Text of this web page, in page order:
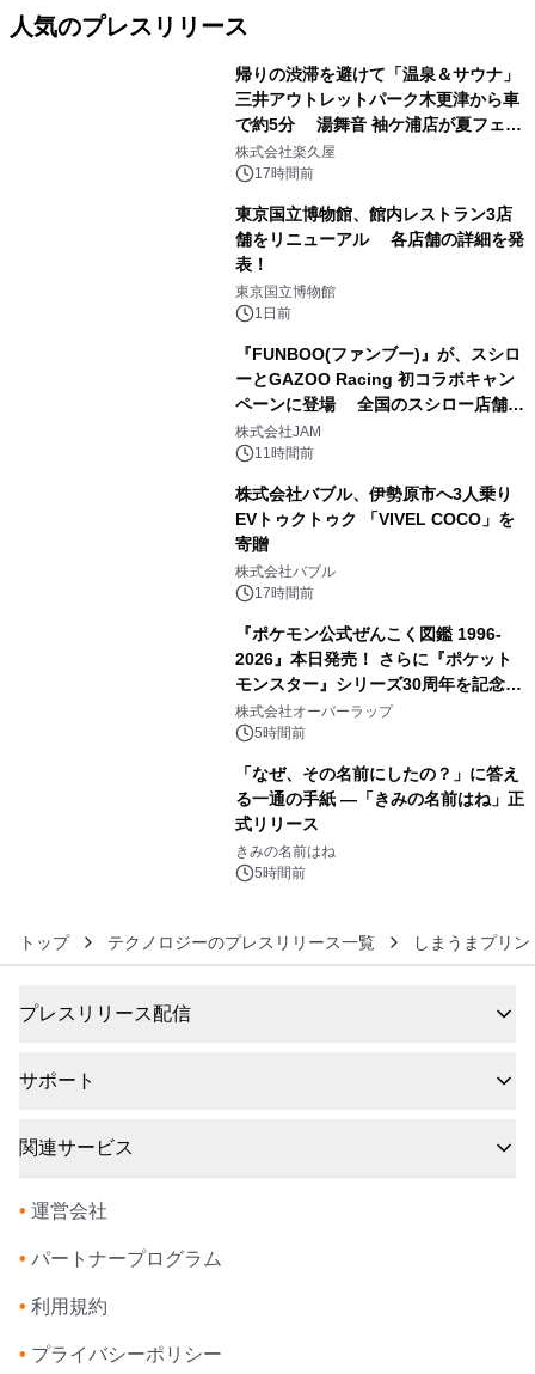
人気のプレスリリース
帰りの渋滞を避けて「温泉＆サウナ」
三井アウトレットパーク木更津から車
で約5分 湯舞音 袖ケ浦店が夏フェア
メニューを提供
株式会社楽久屋
17時間前
東京国立博物館、館内レストラン3店
舗をリニューアル 各店舗の詳細を発
表！
東京国立博物館
1日前
『FUNBOO(ファンブー)』が、スシロ
ーとGAZOO Racing 初コラボキャン
ペーンに登場 全国のスシロー店舗で
GR 4車種の FUNBOO(ミニカー)付き
メニューが展開されます
株式会社JAM
11時間前
株式会社バブル、伊勢原市へ3人乗り
EVトゥクトゥク 「VIVEL COCO」を
寄贈
株式会社バブル
17時間前
『ポケモン公式ぜんこく図鑑 1996-
2026』本日発売！ さらに『ポケット
モンスター』シリーズ30周年を記念し
た画集『ポケットモンスター ビジュア
ルアートブック』の発売決定！ 2026
株式会社オーバーラップ
5時間前
「なぜ、その名前にしたの？」に答え
る一通の手紙 ―「きみの名前はね」正
式リリース
きみの名前はね
5時間前
トップ テクノロジーのプレスリリース一覧 しまうまプリ
プレスリリース配信
サポート
関連サービス
• 運営会社
• パートナープログラム
• 利用規約
• プライバシーポリシー